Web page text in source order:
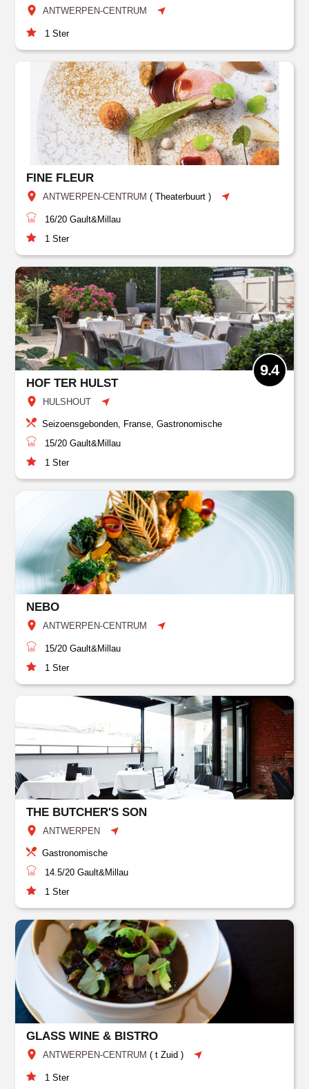
ANTWERPEN-CENTRUM
1 Ster
FINE FLEUR
ANTWERPEN-CENTRUM (Theaterbuurt )
16/20 Gault&Millau
1 Ster
HOF TER HULST
HULSHOUT
9.4
Seizoensgebonden, Franse, Gastronomische
15/20 Gault&Millau
1 Ster
NEBO
ANTWERPEN-CENTRUM
15/20 Gault&Millau
1 Ster
THE BUTCHER'S SON
ANTWERPEN
Gastronomische
14.5/20 Gault&Millau
1 Ster
GLASS WINE & BISTRO
ANTWERPEN-CENTRUM (t Zuid )
1 Ster